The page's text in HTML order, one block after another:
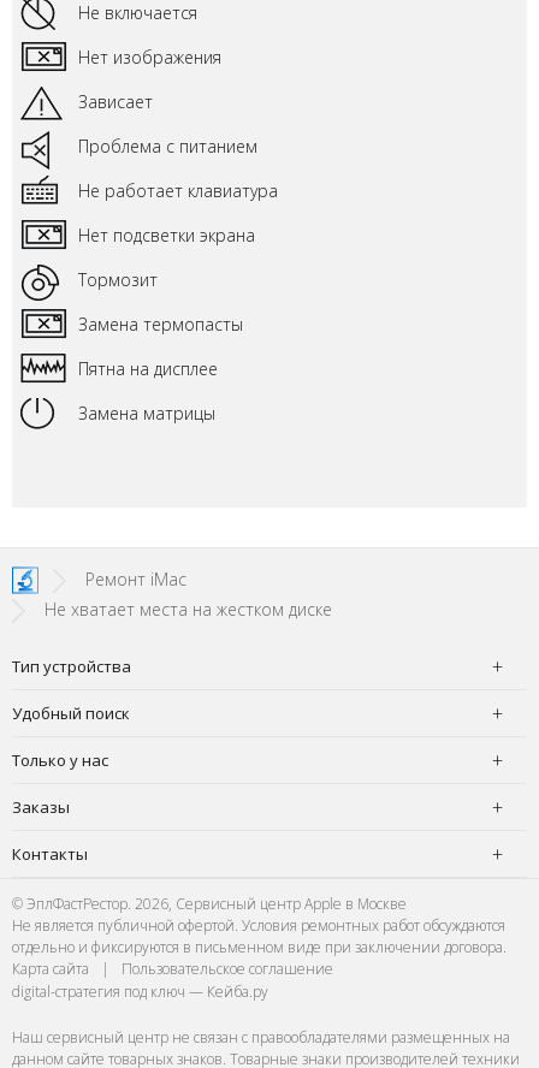
Не включается
Нет изображения
Зависает
Проблема с питанием
Не работает клавиатура
Нет подсветки экрана
Тормозит
Замена термопасты
Пятна на дисплее
Замена матрицы
Ремонт iMac
Не хватает места на жестком диске
Тип устройства
Удобный поиск
Только у нас
Заказы
Контакты
© ЭплФастРестор. 2026, Сервисный центр Apple в Москве
Не является публичной офертой. Условия ремонтных работ обсуждаются
отдельно и фиксируются в письменном виде при заключении договора.
Карта сайта
|
Пользовательское соглашение
digital-стратегия под ключ — Кейба.ру
Наш сервисный центр не связан с правообладателями размещенных на
данном сайте товарных знаков. Товарные знаки производителей техники